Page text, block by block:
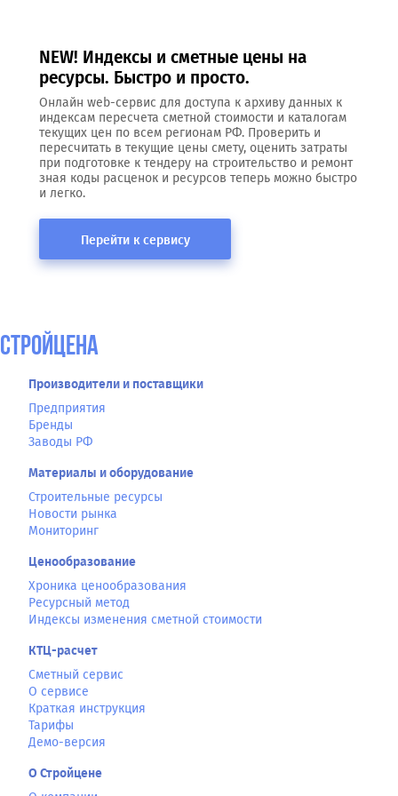
NEW! Индексы и сметные цены на
ресурсы. Быстро и просто.
Онлайн web-сервис для доступа к архиву данных к
индексам пересчета сметной стоимости и каталогам
текущих цен по всем регионам РФ. Проверить и
пересчитать в текущие цены смету, оценить затраты
при подготовке к тендеру на строительство и ремонт
зная коды расценок и ресурсов теперь можно быстро
и легко.
Перейти к сервису
СтройЦена
Производители и поставщики
Предприятия
Бренды
Заводы РФ
Материалы и оборудование
Строительные ресурсы
Новости рынка
Мониторинг
Ценообразование
Хроника ценообразования
Ресурсный метод
Индексы изменения сметной стоимости
КТЦ-расчет
Сметный сервис
О сервисе
Краткая инструкция
Тарифы
Демо-версия
О Стройцене